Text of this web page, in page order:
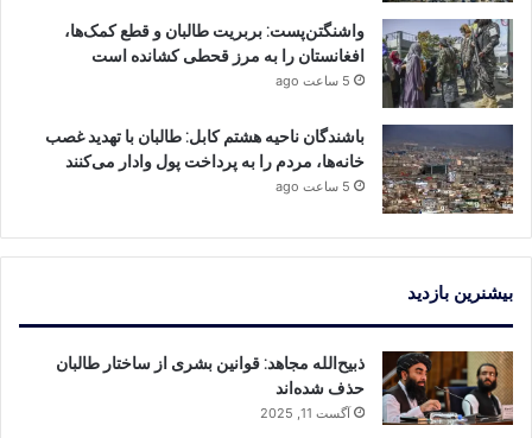
واشنگتن‌پست: بربریت طالبان و قطع کمک‌ها،
افغانستان را به مرز قحطی کشانده است
5 ساعت ago
باشندگان ناحیه هشتم کابل: طالبان با تهدید غصب
خانه‌ها، مردم را به پرداخت پول وادار می‌کنند
5 ساعت ago
بیشنرین بازدید
ذبیح‌الله مجاهد: قوانین بشری از ساختار طالبان
حذف شده‌اند
آگست 11, 2025